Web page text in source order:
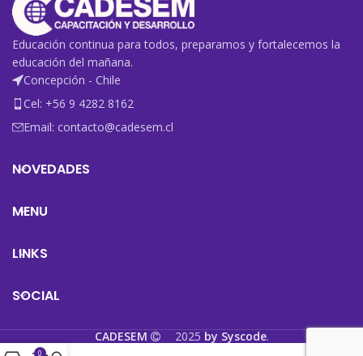
Educación continua para todos, preparamos y fortalecemos la
educación del mañana.
Concepción - Chile
Cel: +56 9 4282 8162
Email: contacto@cadesem.cl
NOVEDADES
MENU
LINKS
SOCIAL
CADESEM © 2025 by Syscode.
0